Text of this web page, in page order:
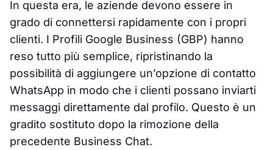
In questa era, le aziende devono essere in
grado di connettersi rapidamente con i propri
clienti. I Profili Google Business (GBP) hanno
reso tutto più semplice, ripristinando la
possibilità di aggiungere un’opzione di contatto
WhatsApp in modo che i clienti possano inviarti
messaggi direttamente dal profilo. Questo è un
gradito sostituto dopo la rimozione della
precedente Business Chat.